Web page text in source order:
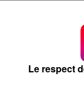
Le respect